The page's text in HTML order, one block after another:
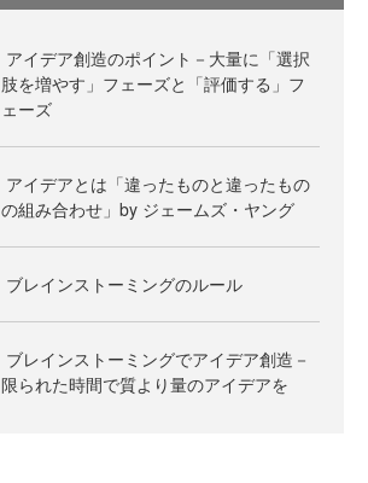
アイデア創造のポイント－大量に「選択
肢を増やす」フェーズと「評価する」フ
ェーズ
アイデアとは「違ったものと違ったもの
の組み合わせ」by ジェームズ・ヤング
ブレインストーミングのルール
ブレインストーミングでアイデア創造－
限られた時間で質より量のアイデアを